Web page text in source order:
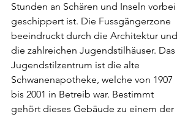
Stunden an Schären und Inseln vorbei
geschippert ist. Die Fussgängerzone
beeindruckt durch die Architektur und
die zahlreichen Jugendstilhäuser. Das
Jugendstilzentrum ist die alte
Schwanenapotheke, welche von 1907
bis 2001 in Betreib war. Bestimmt
gehört dieses Gebäude zu einem der